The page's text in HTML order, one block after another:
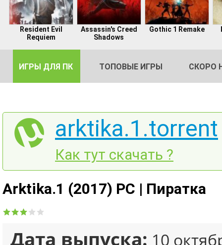
Resident Evil
Requiem
Assassin's Creed
Shadows
Gothic 1 Remake
ИГРЫ ДЛЯ ПК ТОПОВЫЕ ИГРЫ СКОРО
arktika.1.torrent
Как тут скачать ?
Arktika.1 (2017) PC | Пиратка
Дата выпуска: 10